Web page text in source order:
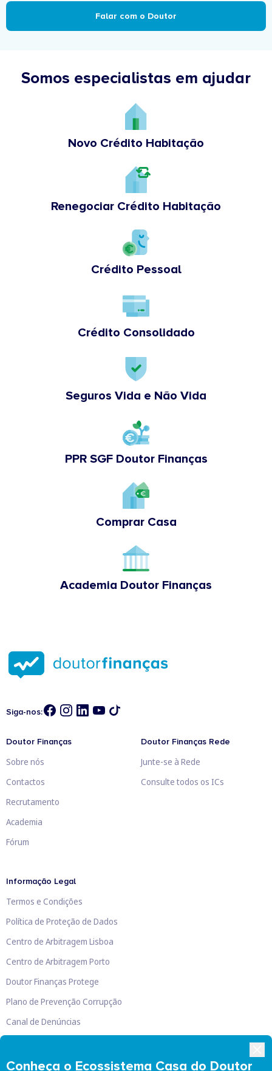
Falar com o Doutor
Somos especialistas em ajudar
Novo Crédito Habitação
Renegociar Crédito Habitação
Crédito Pessoal
Crédito Consolidado
Seguros Vida e Não Vida
PPR SGF Doutor Finanças
Comprar Casa
Academia Doutor Finanças
Conheça o Ecossistema Casa do Doutor
Siga-nos:
Doutor Finanças
Sobre nós
Contactos
Recrutamento
Academia
Fórum
Doutor Finanças Rede
Junte-se à Rede
Consulte todos os ICs
Informação Legal
Termos e Condições
Política de Proteção de Dados
Centro de Arbitragem Lisboa
Centro de Arbitragem Porto
Doutor Finanças Protege
Plano de Prevenção Corrupção
Canal de Denúncias